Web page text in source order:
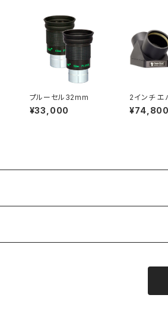
プルーセル32mm
¥33,000
2インチ エ
ダイアゴナ
4インチア
¥74,800